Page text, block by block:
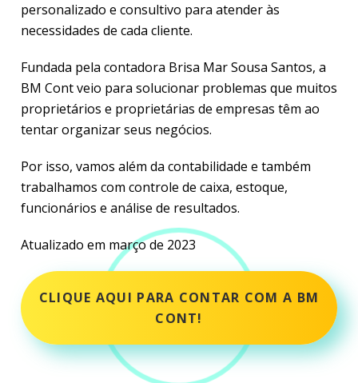
personalizado e consultivo para atender às
necessidades de cada cliente.
Fundada pela contadora Brisa Mar Sousa Santos, a
BM Cont veio para solucionar problemas que muitos
proprietários e proprietárias de empresas têm ao
tentar organizar seus negócios.
Por isso, vamos além da contabilidade e também
trabalhamos com controle de caixa, estoque,
funcionários e análise de resultados.
Atualizado em março de 2023
CLIQUE AQUI PARA CONTAR COM A BM
CONT!